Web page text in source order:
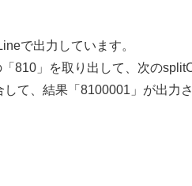
で出力しています。
810」を取り出して、次の
て、結果「8100001」が出力さ